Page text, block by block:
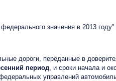
значения в 2013 году"
дороги, переданные в
период, и сроки начала и
управлений